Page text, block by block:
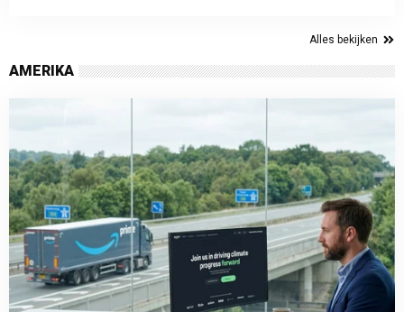
Alles bekijken
AMERIKA